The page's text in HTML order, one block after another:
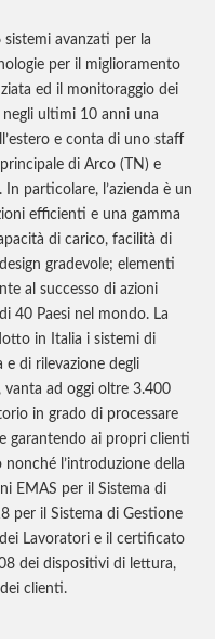
avanzati per la
per il miglioramento
ed il monitoraggio dei
ultimi 10 anni una
e conta di uno staff
di Arco (TN) e
In particolare, l’azienda è un
efficienti e una gamma
di carico, facilità di
gradevole; elementi
al successo di azioni
40 Paesi nel mondo. La
in Italia i sistemi di
e di rilevazione degli
ad oggi oltre 3.400
in grado di processare
garantendo ai propri clienti
l’introduzione della
EMAS per il Sistema di
per il Sistema di Gestione
Lavoratori e il certificato
dei dispositivi di lettura,
clienti.